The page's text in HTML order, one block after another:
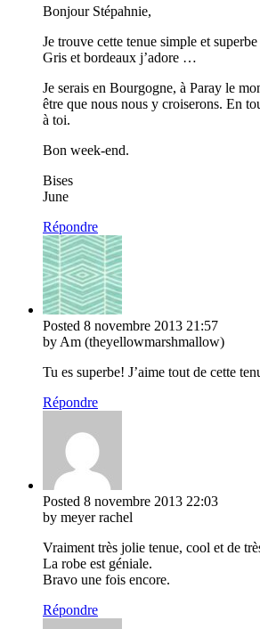
Bonjour Stépahnie,
Je trouve cette tenue simple et superbe
Gris et bordeaux j’adore …
Je serais en Bourgogne, à Paray le
être que nous nous y croiserons. En
à toi.
Bon week-end.
Bises
June
Répondre
Posted 8 novembre 2013 21:57
by Am (theyellowmarshmallow)
Tu es superbe! J’aime tout de cette
Répondre
Posted 8 novembre 2013 22:03
by meyer rachel
Vraiment très jolie tenue, cool et de
La robe est géniale.
Bravo une fois encore.
Répondre